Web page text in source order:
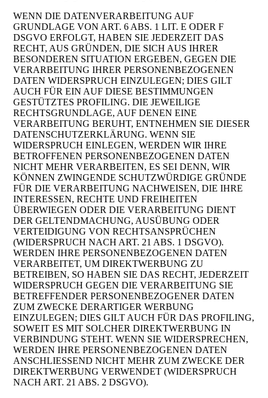
WENN DIE DATENVERARBEITUNG AUF
GRUNDLAGE VON ART. 6 ABS. 1 LIT. E ODER F
DSGVO ERFOLGT, HABEN SIE JEDERZEIT DAS
RECHT, AUS GRÜNDEN, DIE SICH AUS IHRER
BESONDEREN SITUATION ERGEBEN, GEGEN DIE
VERARBEITUNG IHRER PERSONENBEZOGENEN
DATEN WIDERSPRUCH EINZULEGEN; DIES GILT
AUCH FÜR EIN AUF DIESE BESTIMMUNGEN
GESTÜTZTES PROFILING. DIE JEWEILIGE
RECHTSGRUNDLAGE, AUF DENEN EINE
VERARBEITUNG BERUHT, ENTNEHMEN SIE DIESER
DATENSCHUTZERKLÄRUNG. WENN SIE
WIDERSPRUCH EINLEGEN, WERDEN WIR IHRE
BETROFFENEN PERSONENBEZOGENEN DATEN
NICHT MEHR VERARBEITEN, ES SEI DENN, WIR
KÖNNEN ZWINGENDE SCHUTZWÜRDIGE GRÜNDE
FÜR DIE VERARBEITUNG NACHWEISEN, DIE IHRE
INTERESSEN, RECHTE UND FREIHEITEN
ÜBERWIEGEN ODER DIE VERARBEITUNG DIENT
DER GELTENDMACHUNG, AUSÜBUNG ODER
VERTEIDIGUNG VON RECHTSANSPRÜCHEN
(WIDERSPRUCH NACH ART. 21 ABS. 1 DSGVO).
WERDEN IHRE PERSONENBEZOGENEN DATEN
VERARBEITET, UM DIREKTWERBUNG ZU
BETREIBEN, SO HABEN SIE DAS RECHT, JEDERZEIT
WIDERSPRUCH GEGEN DIE VERARBEITUNG SIE
BETREFFENDER PERSONENBEZOGENER DATEN
ZUM ZWECKE DERARTIGER WERBUNG
EINZULEGEN; DIES GILT AUCH FÜR DAS PROFILING,
SOWEIT ES MIT SOLCHER DIREKTWERBUNG IN
VERBINDUNG STEHT. WENN SIE WIDERSPRECHEN,
WERDEN IHRE PERSONENBEZOGENEN DATEN
ANSCHLIESSEND NICHT MEHR ZUM ZWECKE DER
DIREKTWERBUNG VERWENDET (WIDERSPRUCH
NACH ART. 21 ABS. 2 DSGVO).